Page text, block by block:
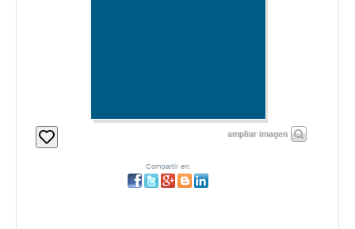
ampliar imagen
Compartir en: